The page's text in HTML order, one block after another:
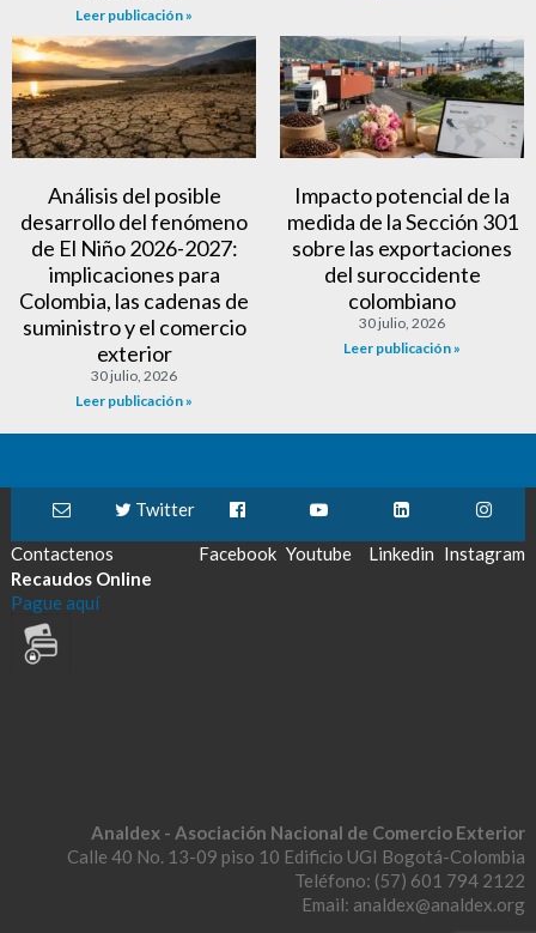
Leer publicación »
Análisis del posible
desarrollo del fenómeno
de El Niño 2026-2027:
implicaciones para
Colombia, las cadenas de
suministro y el comercio
exterior
30 julio, 2026
Leer publicación »
Impacto potencial de la
medida de la Sección 301
sobre las exportaciones
del suroccidente
colombiano
30 julio, 2026
Leer publicación »
Contactenos
Twitter
Facebook Youtube Linkedin Instagram
Recaudos Online
Pague aquí
Analdex - Asociación Nacional de Comercio Exterior
Calle 40 No. 13-09 piso 10 Edificio UGI Bogotá-Colombia
Teléfono: (57) 601 794 2122
Email: analdex@analdex.org